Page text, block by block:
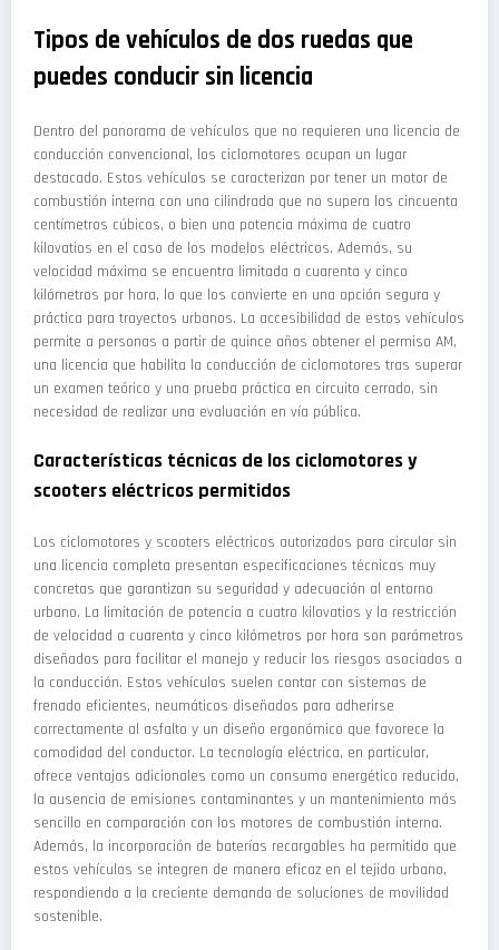
Tipos de vehículos de dos ruedas que
puedes conducir sin licencia
Dentro del panorama de vehículos que no requieren una licencia de
conducción convencional, los ciclomotores ocupan un lugar
destacado. Estos vehículos se caracterizan por tener un motor de
combustión interna con una cilindrada que no supera los cincuenta
centímetros cúbicos, o bien una potencia máxima de cuatro
kilovatios en el caso de los modelos eléctricos. Además, su
velocidad máxima se encuentra limitada a cuarenta y cinco
kilómetros por hora, lo que los convierte en una opción segura y
práctica para trayectos urbanos. La accesibilidad de estos vehículos
permite a personas a partir de quince años obtener el permiso AM,
una licencia que habilita la conducción de ciclomotores tras superar
un examen teórico y una prueba práctica en circuito cerrado, sin
necesidad de realizar una evaluación en vía pública.
Características técnicas de los ciclomotores y
scooters eléctricos permitidos
Los ciclomotores y scooters eléctricos autorizados para circular sin
una licencia completa presentan especificaciones técnicas muy
concretas que garantizan su seguridad y adecuación al entorno
urbano. La limitación de potencia a cuatro kilovatios y la restricción
de velocidad a cuarenta y cinco kilómetros por hora son parámetros
diseñados para facilitar el manejo y reducir los riesgos asociados a
la conducción. Estos vehículos suelen contar con sistemas de
frenado eficientes, neumáticos diseñados para adherirse
correctamente al asfalto y un diseño ergonómico que favorece la
comodidad del conductor. La tecnología eléctrica, en particular,
ofrece ventajas adicionales como un consumo energético reducido,
la ausencia de emisiones contaminantes y un mantenimiento más
sencillo en comparación con los motores de combustión interna.
Además, la incorporación de baterías recargables ha permitido que
estos vehículos se integren de manera eficaz en el tejido urbano,
respondiendo a la creciente demanda de soluciones de movilidad
sostenible.